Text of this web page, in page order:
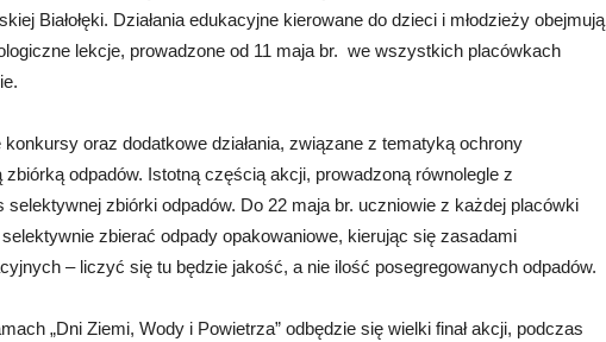
Białołęki. Działania edukacyjne kierowane do dzieci i młodzieży obejmują
lekcje, prowadzone od 11 maja br. we wszystkich placówkach
oraz dodatkowe działania, związane z tematyką ochrony
odpadów. Istotną częścią akcji, prowadzoną równolegle z
zbiórki odpadów. Do 22 maja br. uczniowie z każdej placówki
zbierać odpady opakowaniowe, kierując się zasadami
– liczyć się tu będzie jakość, a nie ilość posegregowanych odpadów.
„Dni Ziemi, Wody i Powietrza” odbędzie się wielki finał akcji, podczas